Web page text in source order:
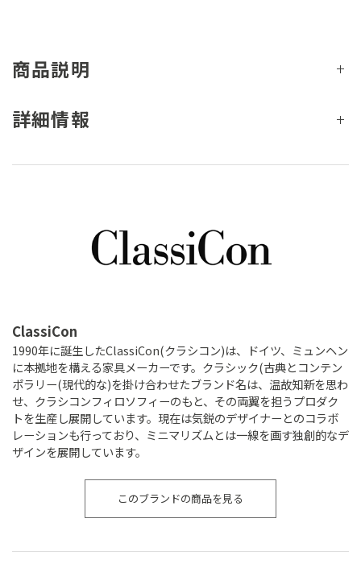
商品説明
詳細情報
ClassiCon
1990年に誕生したClassiCon(クラシコン)は、ドイツ、ミュンヘン
に本拠地を構える家具メーカーです。クラシック(古典とコンテン
ポラリー(現代的な)を掛け合わせたブランド名は、温故知新を思わ
せ、クラシコンフィロソフィーのもと、その両翼を担うプロダク
トを生産し展開しています。現在は気鋭のデザイナーとのコラボ
レーションも行っており、ミニマリズムとは一線を画す独創的なデ
ザインを展開しています。
このブランドの商品を見る